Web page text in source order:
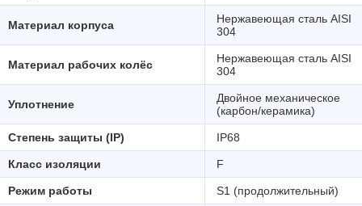
Материал корпуса
Нержавеющая сталь AISI
304
Материал рабочих колёс
Нержавеющая сталь AISI
304
Уплотнение
Двойное механическое
(карбон/керамика)
Степень защиты (IP) IP68
Класс изоляции F
Режим работы S1 (продолжительный)